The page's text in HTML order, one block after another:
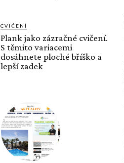
CVIČENÍ
Plank jako zázračné cvičení.
S těmito variacemi
dosáhnete ploché bříško a
lepší zadek